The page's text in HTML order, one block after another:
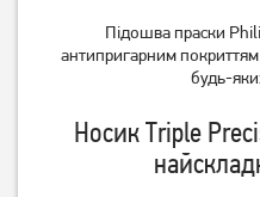
Підошва праски
антипригарним
будь-
Носик Triple